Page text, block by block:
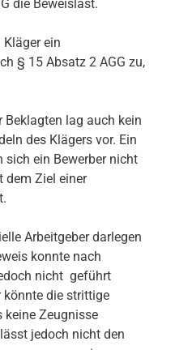
die Beweislast.
ein
§ 15 Absatz 2 AGG zu,
Beklagten lag auch kein
des Klägers vor. Ein
sich ein Bewerber nicht
dem Ziel einer
Arbeitgeber darlegen
konnte nach
nicht geführt
die strittige
keine Zeugnisse
jedoch nicht den